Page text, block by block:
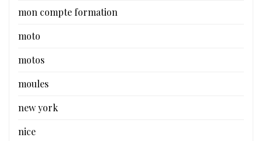
mon compte formation
moto
motos
moules
new york
nice